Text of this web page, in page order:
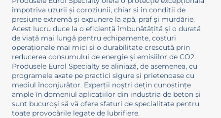
împotriva uzurii și coroziunii, chiar și în condiții de
presiune extremă și expunere la apă, praf și murdărie.
Acest lucru duce la o eficiență îmbunătățită și o durată
de viață mai lungă pentru echipamente, costuri
operaționale mai mici și o durabilitate crescută prin
reducerea consumului de energie și emisiilor de CO2.
Produsele Eurol Specialty se aliniază, de asemenea, cu
programele axate pe practici sigure și prietenoase cu
mediul înconjurător. Experții noștri dețin cunoștințe
ample în domeniul aplicațiilor din industria de beton și
sunt bucuroși să vă ofere sfaturi de specialitate pentru
toate provocările legate de lubrifiere.